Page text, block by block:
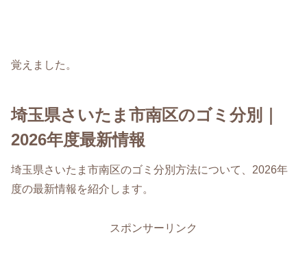
覚えました。
埼玉県さいたま市南区のゴミ分別｜
2026年度最新情報
埼玉県さいたま市南区のゴミ分別方法について、2026年
度の最新情報を紹介します。
スポンサーリンク